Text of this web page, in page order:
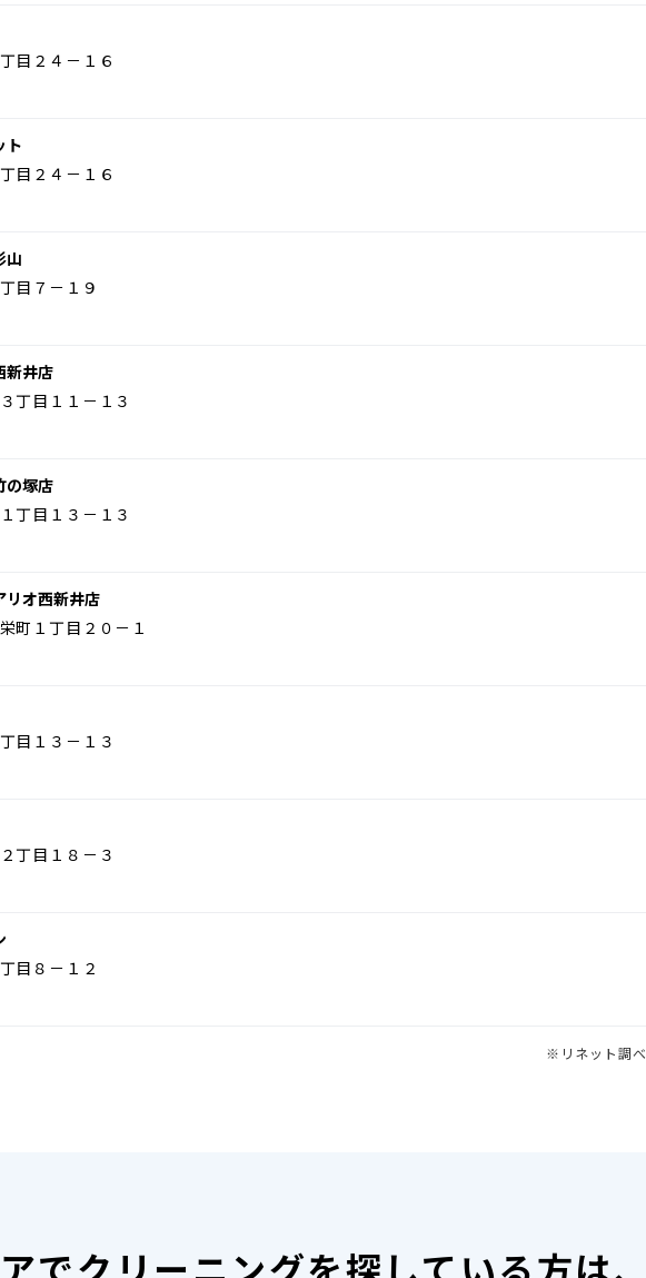
目２４－１６
ト
目２４－１６
山
目７－１９
新井店
丁目１１－１３
の塚店
丁目１３－１３
リオ西新井店
町１丁目２０－１
目１３－１３
丁目１８－３
目８－１２
※リネット調べ